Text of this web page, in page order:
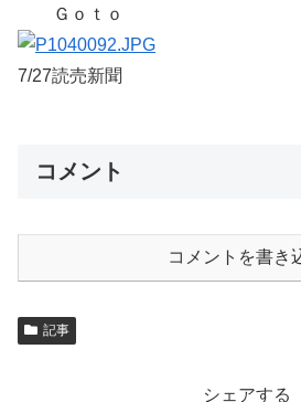
Ｇｏｔｏ
7/27読売新聞
コメント
コメントを書き
記事
シェアする